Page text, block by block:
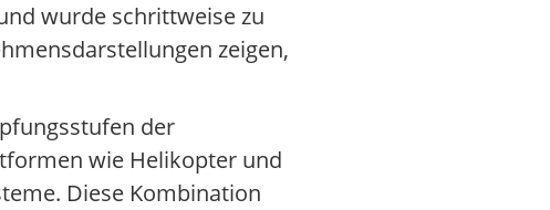
wurde schrittweise zu
zeigen,
der
wie Helikopter und
Diese Kombination